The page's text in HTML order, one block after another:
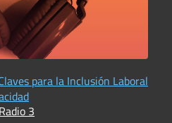
para la Inclusión Laboral
3